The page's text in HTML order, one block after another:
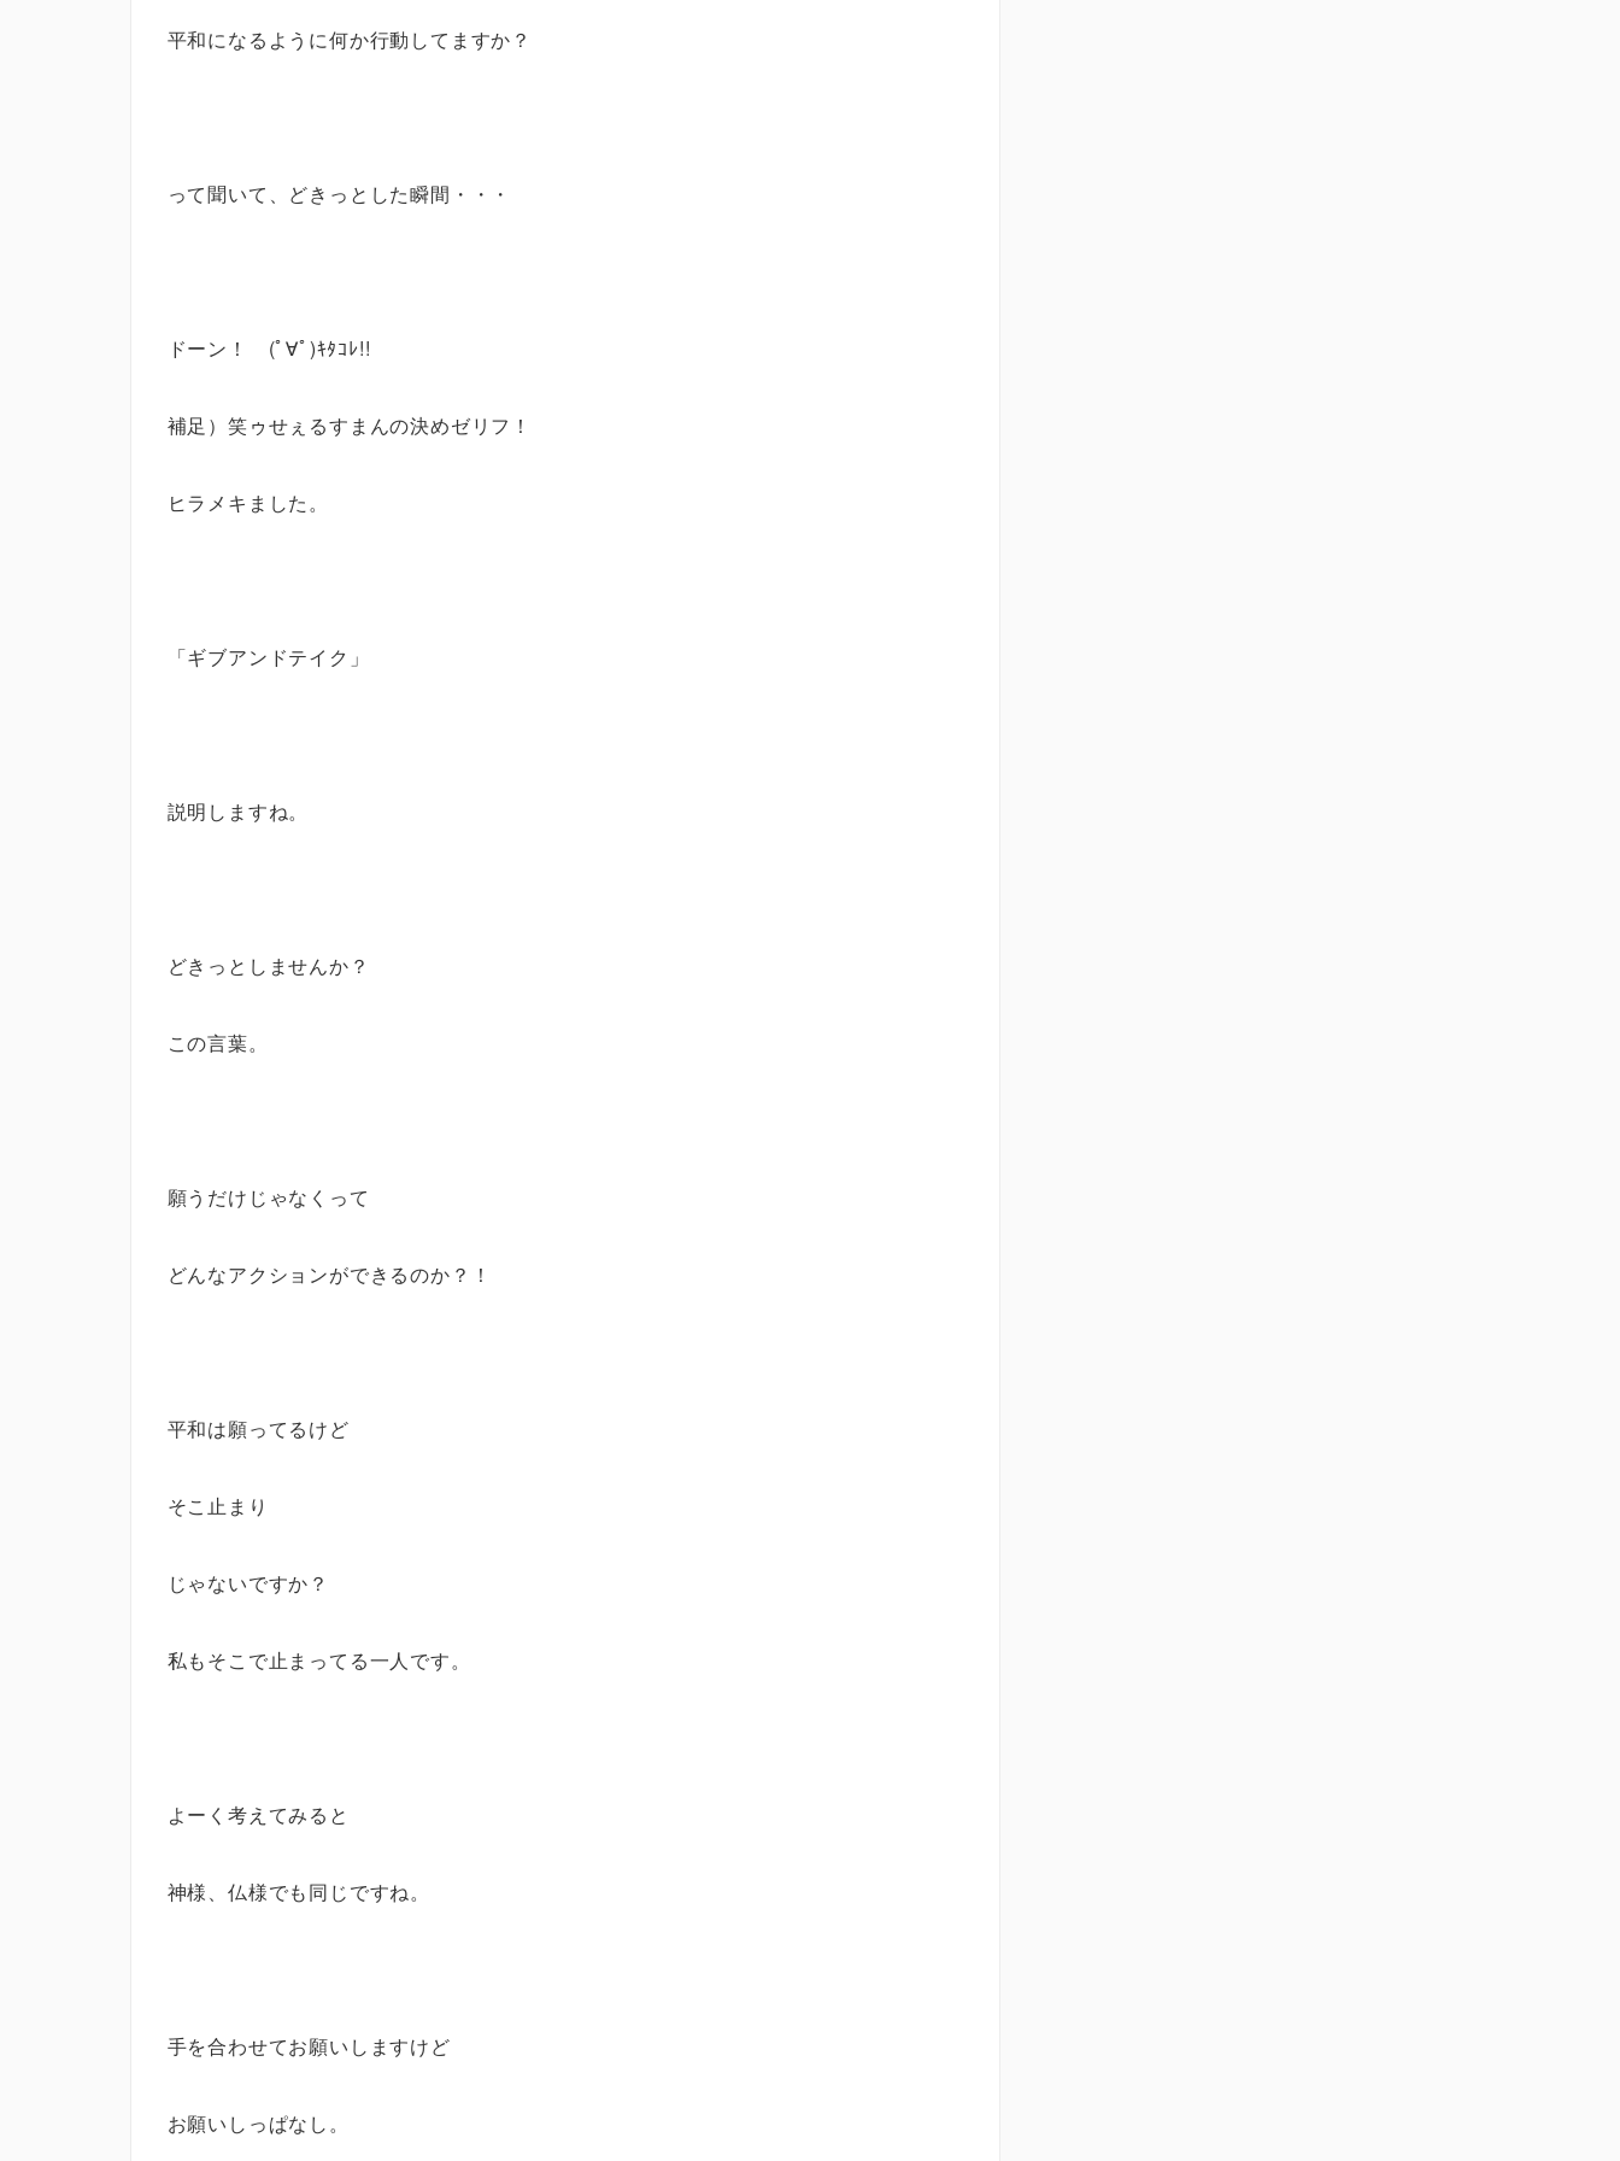
平和になるように何か行動してますか？
って聞いて、どきっとした瞬間・・・
ドーン！ (ﾟ∀ﾟ)ｷﾀｺﾚ!!
補足）笑ゥせぇるすまんの決めゼリフ！
ヒラメキました。
「ギブアンドテイク」
説明しますね。
どきっとしませんか？
この言葉。
願うだけじゃなくって
どんなアクションができるのか？！
平和は願ってるけど
そこ止まり
じゃないですか？
私もそこで止まってる一人です。
よーく考えてみると
神様、仏様でも同じですね。
手を合わせてお願いしますけど
お願いしっぱなし。